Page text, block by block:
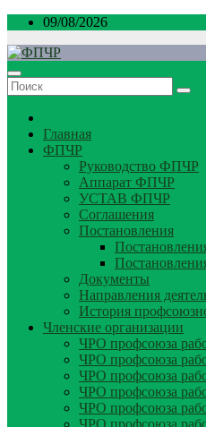
Перейти
содержимому
09/08/2026
Главная
ФПЧР
Руководство ФПЧР
Аппарат ФПЧР
УСТАВ ФПЧР
Соглашения
Постановления
Документы
Направления
История
Членские организации
ЧРО профсоюза
ЧРО профсоюза
ЧРО профсоюза
ЧРО профсоюза
ЧРО профсоюза
ЧРО профсоюза